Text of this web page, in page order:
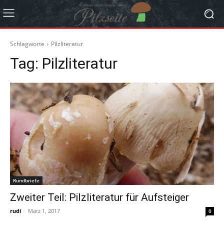
Schlagworte Pilzliteratur
Tag: Pilzliteratur
Rundbriefe
Zweiter Teil: Pilzliteratur für Aufsteiger
rudi - März 1, 2017 0